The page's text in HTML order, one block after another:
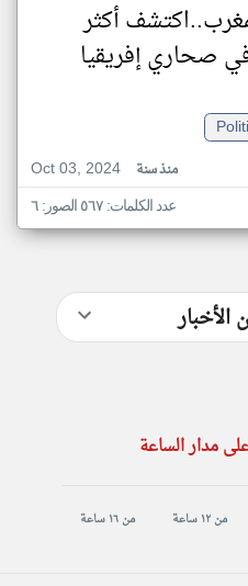
أكثر
صحاري إفريقيا
Oct 03, 2024
منذ سنة
عدد الكلمات: ٥٦٧ الصور: ٦
الأخبار
مدار الساعة
من ١٢ ساعة من ١٦ ساعة